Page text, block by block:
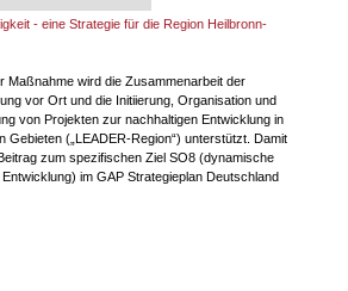
- eine Strategie für die Region Heilbronn-
Maßnahme wird die Zusammenarbeit der
vor Ort und die Initiierung, Organisation und
von Projekten zur nachhaltigen Entwicklung in
Gebieten („LEADER-Region“) unterstützt. Damit
zum spezifischen Ziel SO8 (dynamische
Entwicklung) im GAP Strategieplan Deutschland